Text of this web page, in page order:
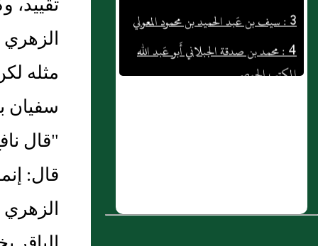
4 : محمد بن صدقة الجبلاني أَبو عَبد الله
المكتب الحِمصي
5 : محمول مولى أبي عمارة بن أَبي معيط،
8 : باب نواقض الوضوء : سئل:هل يجوز
مثله
سفيان
"قال
قال: